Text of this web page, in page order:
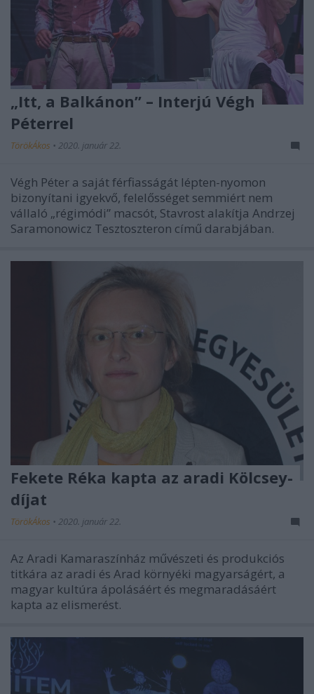
„Itt, a Balkánon” – Interjú Végh
Péterrel
TörökÁkos • 2020. január 22.
Végh Péter a saját férfiasságát lépten-nyomon
bizonyítani igyekvő, felelősséget semmiért nem
vállaló „régimódi” macsót, Stavrost alakítja Andrzej
Saramonowicz Tesztoszteron című darabjában.
Fekete Réka kapta az aradi Kölcsey-
díjat
TörökÁkos • 2020. január 22.
Az Aradi Kamaraszínház művészeti és produkciós
titkára az aradi és Arad környéki magyarságért, a
magyar kultúra ápolásáért és megmaradásáért
kapta az elismerést.